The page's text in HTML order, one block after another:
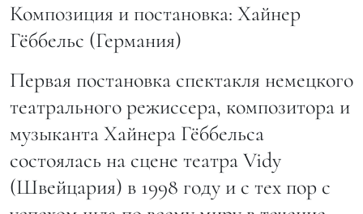
Композиция и постановка: Хайнер
Гёббельс (Германия)
Первая постановка спектакля немецкого
театрального режиссера, композитора и
музыканта Хайнера Гёббельса
состоялась на сцене театра Vidy
(Швейцария) в 1998 году и с тех пор с